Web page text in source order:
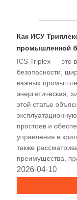
Как ИСУ
промышленной
ICS Triplex — это
безопасности,
важных
энергетическая,
этой статье
простоев и
управления в
также
преимущества,
соображения по
инженерам и
обоснованные
2026-04-10